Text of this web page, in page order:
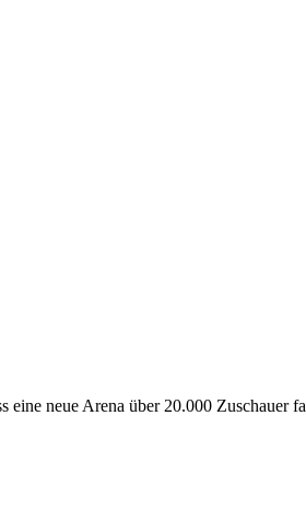
eine neue Arena über 20.000 Zuschauer